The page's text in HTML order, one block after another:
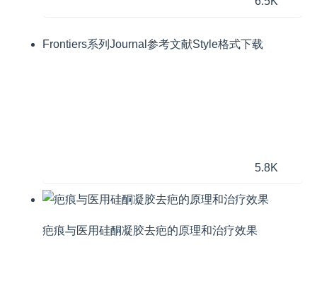
Frontiers系列Journal参考文献Style格式下载
5.8K
疤痕与医用硅酮凝胶去疤的原理和治疗效果